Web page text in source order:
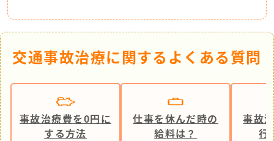
交通事故治療に関するよくある質問
事故治療費を0円に
する方法
仕事を休んだ時の
給料は？
事故
行